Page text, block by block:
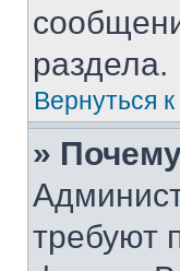
раздела.
Вернуться
»
требуют